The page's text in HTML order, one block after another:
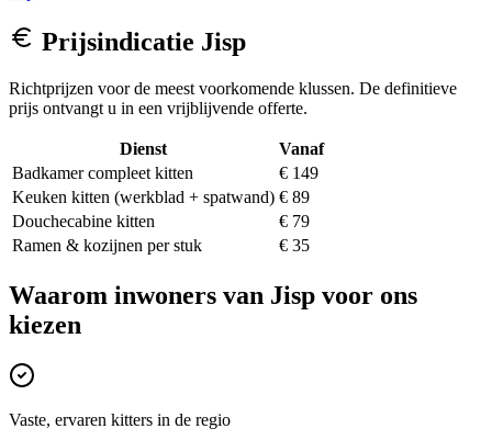
Prijsindicatie Jisp
Richtprijzen voor de meest voorkomende klussen. De definitieve
prijs ontvangt u in een vrijblijvende offerte.
Dienst
Vanaf
Badkamer compleet kitten
€ 149
Keuken kitten (werkblad + spatwand) € 89
Douchecabine kitten
€ 79
Ramen & kozijnen per stuk
€ 35
Waarom inwoners van Jisp voor ons
kiezen
Vaste, ervaren kitters in de regio